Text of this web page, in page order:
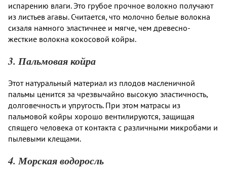
испарению влаги. Это грубое прочное волокно получают
из листьев агавы. Считается, что молочно белые волокна
сизаля намного эластичнее и мягче, чем древесно-
жесткие волокна кокосовой койры.
3. Пальмовая койра
Этот натуральный материал из плодов масленичной
пальмы ценится за чрезвычайно высокую эластичность,
долговечность и упругость. При этом матрасы из
пальмовой койры хорошо вентилируются, защищая
спящего человека от контакта с различными микробами и
пылевыми клещами.
4. Морская водоросль